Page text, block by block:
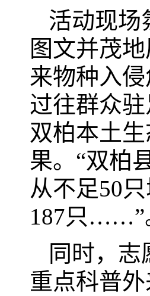
活动现场
图文并茂
来物种入
过往群众
双柏本土
果。“双柏
从不足50
187只……”
同时，
重点科普